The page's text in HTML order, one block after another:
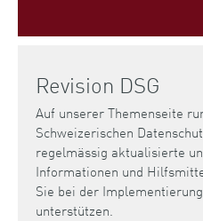
Revision DSG
Auf unserer Themenseite
Schweizerischen
regelmässig aktualisierte
Informationen und
Sie bei der
unterstützen.